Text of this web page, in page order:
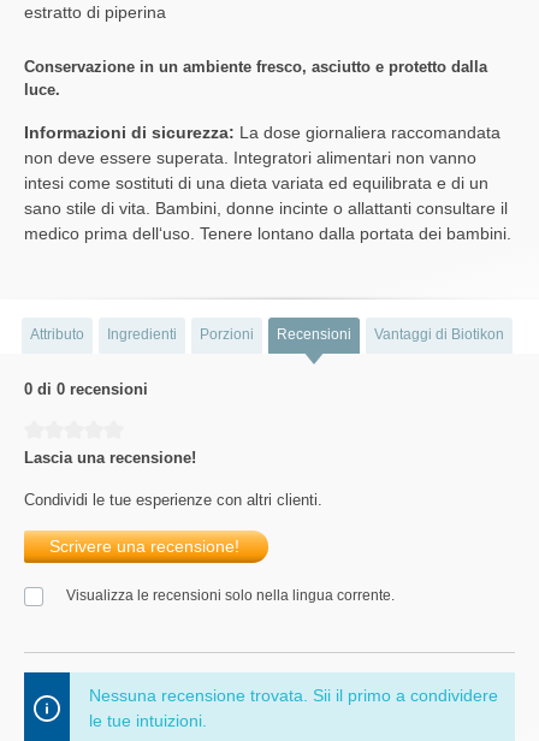
estratto di piperina
Conservazione in un ambiente fresco, asciutto e protetto dalla
luce.
Informazioni di sicurezza: La dose giornaliera raccomandata
non deve essere superata. Integratori alimentari non vanno
intesi come sostituti di una dieta variata ed equilibrata e di un
sano stile di vita. Bambini, donne incinte o allattanti consultare il
medico prima dell‘uso. Tenere lontano dalla portata dei bambini.
Attributo Ingredienti Porzioni Recensioni Vantaggi di Biotikon
0 di 0 recensioni
Lascia una recensione!
Condividi le tue esperienze con altri clienti.
Scrivere una recensione!
Visualizza le recensioni solo nella lingua corrente.
Nessuna recensione trovata. Sii il primo a condividere
le tue intuizioni.